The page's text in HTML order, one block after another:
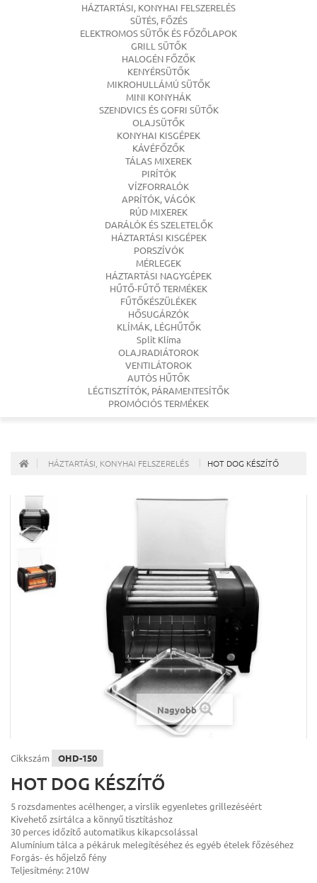
HÁZTARTÁSI, KONYHAI FELSZERELÉS
SÜTÉS, FŐZÉS
ELEKTROMOS SÜTŐK ÉS FŐZŐLAPOK
GRILL SÜTŐK
HALOGÉN FŐZŐK
KENYÉRSÜTŐK
MIKROHULLÁMÚ SÜTŐK
MINI KONYHÁK
SZENDVICS ÉS GOFRI SÜTŐK
OLAJSÜTŐK
KONYHAI KISGÉPEK
KÁVÉFŐZŐK
TÁLAS MIXEREK
PIRÍTÓK
VÍZFORRALÓK
APRÍTÓK, VÁGÓK
RÚD MIXEREK
DARÁLÓK ÉS SZELETELŐK
HÁZTARTÁSI KISGÉPEK
PORSZÍVÓK
MÉRLEGEK
HÁZTARTÁSI NAGYGÉPEK
HŰTŐ-FŰTŐ TERMÉKEK
FŰTŐKÉSZÜLÉKEK
HŐSUGÁRZÓK
KLÍMÁK, LÉGHŰTŐK
Split Klíma
OLAJRADIÁTOROK
VENTILÁTOROK
AUTÓS HŰTŐK
LÉGTISZTÍTÓK, PÁRAMENTESÍTŐK
PROMÓCIÓS TERMÉKEK
HÁZTARTÁSI, KONYHAI FELSZERELÉS HOT DOG KÉSZÍTŐ
Nagyobb
Cikkszám OHD-150
HOT DOG KÉSZÍTŐ
5 rozsdamentes acélhenger, a virslik egyenletes grillezéséért
Kivehető zsírtálca a könnyű tisztításhoz
30 perces időzítő automatikus kikapcsolással
Alumínium tálca a pékáruk melegítéséhez és egyéb ételek főzéséhez
Forgás- és hőjelző fény
Teljesítmény: 210W